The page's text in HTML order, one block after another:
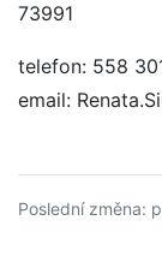
73991
telefon: 558
email:
Poslední změna: